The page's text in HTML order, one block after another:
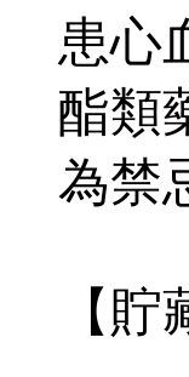
患心
酯類
為禁
【貯